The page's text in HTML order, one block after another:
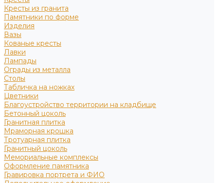
Кресты из гранита
Памятники по форме
Изделия
Вазы
Кованые кресты
Лавки
Лампады
Ограды из металла
Столы
Табличка на ножках
Цветники
Благоустройство территории на кладбище
Бетонный цоколь
Гранитная плитка
Мраморная крошка
Тротуарная плитка
Гранитный цоколь
Мемориальные комплексы
Оформление памятника
Гравировка портрета и ФИО